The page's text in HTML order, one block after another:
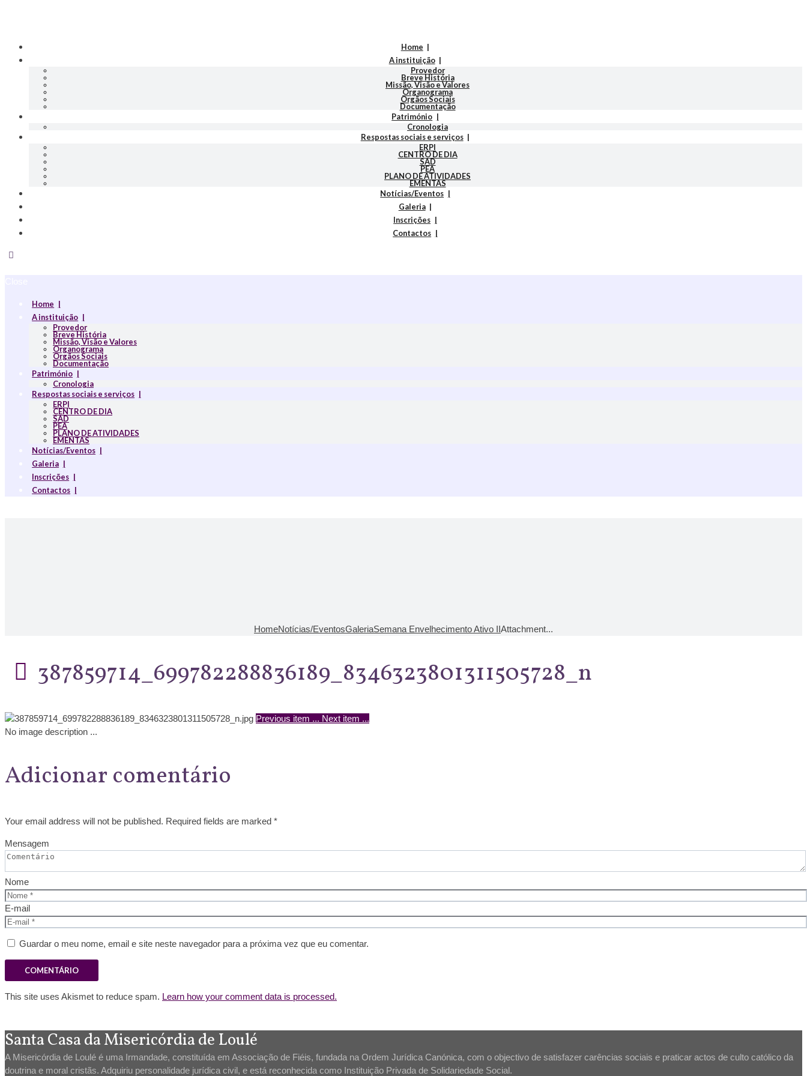
Home
A instituição
Provedor
Breve História
Missão, Visão e Valores
Organograma
Orgãos Sociais
Documentação
Património
Cronologia
Respostas sociais e serviços
ERPI
CENTRO DE DIA
SAD
PEA
PLANO DE ATIVIDADES
EMENTAS
Notícias/Eventos
Galeria
Inscrições
Contactos
Home
A instituição
Provedor
Breve História
Missão, Visão e Valores
Organograma
Orgãos Sociais
Documentação
Património
Cronologia
Respostas sociais e serviços
ERPI
CENTRO DE DIA
SAD
PEA
PLANO DE ATIVIDADES
EMENTAS
Notícias/Eventos
Galeria
Inscrições
Contactos
HomeNotícias/EventosGaleriaSemana Envelhecimento Ativo IIAttachment...
387859714_699782288836189_8346323801311505728_n
Previous item ... Next item ...
No image description ...
Adicionar comentário
Your email address will not be published. Required fields are marked *
Mensagem
Nome
E-mail
Guardar o meu nome, email e site neste navegador para a próxima vez que eu comentar.
This site uses Akismet to reduce spam. Learn how your comment data is processed.
Santa Casa da Misericórdia de Loulé
A Misericórdia de Loulé é uma Irmandade, constituída em Associação de Fiéis, fundada na Ordem Jurídica Canónica, com o objectivo de satisfazer carências sociais e praticar actos de culto católico da
doutrina e moral cristãs. Adquiriu personalidade jurídica civil, e está reconhecida como Instituição Privada de Solidariedade Social.